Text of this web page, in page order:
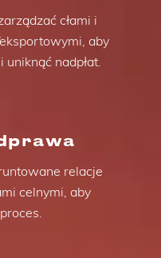
cłami i
aby
nadpłat.
relacje
celnymi, aby